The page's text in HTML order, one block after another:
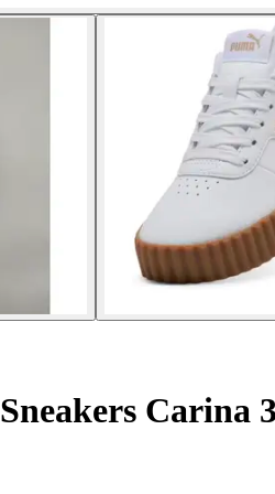
Sneakers Carina